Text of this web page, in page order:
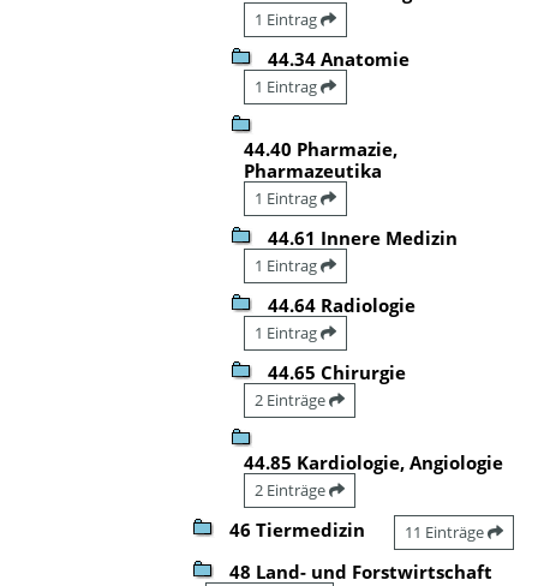
1 Eintrag
44.34 Anatomie
1 Eintrag
44.40 Pharmazie,
Pharmazeutika
1 Eintrag
44.61 Innere Medizin
1 Eintrag
44.64 Radiologie
1 Eintrag
44.65 Chirurgie
2 Einträge
44.85 Kardiologie, Angiologie
2 Einträge
46 Tiermedizin 11 Einträge
48 Land- und Forstwirtschaft